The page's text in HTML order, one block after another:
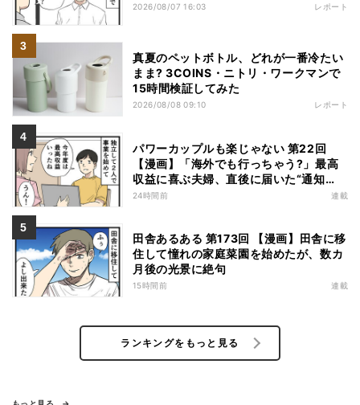
2026/08/07 16:03 レポート
真夏のペットボトル、どれが一番冷たい
まま? 3COINS・ニトリ・ワークマンで
15時間検証してみた
2026/08/08 09:10 レポート
パワーカップルも楽じゃない 第22回
【漫画】「海外でも行っちゃう?」最高
収益に喜ぶ夫婦、直後に届いた“通知
書”で現実に戻された
24時間前 連載
田舎あるある 第173回 【漫画】田舎に移
住して憧れの家庭菜園を始めたが、数カ
月後の光景に絶句
15時間前 連載
ランキングをもっと見る